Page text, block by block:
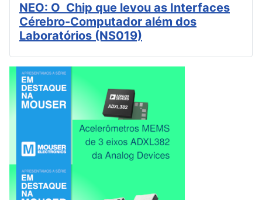
NEO: O Chip que levou as Interfaces
Cérebro-Computador além dos
Laboratórios (NS019)